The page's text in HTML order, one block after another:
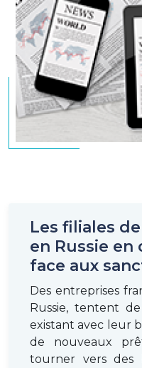
Les filiales
en Russie
face aux
Des entreprises
Russie, tentent
existant avec leur
de nouveaux
tourner vers des